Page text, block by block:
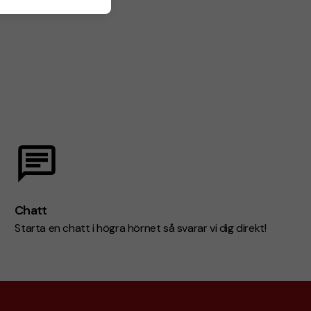
Chatt
Starta en chatt i högra hörnet så svarar vi dig direkt!